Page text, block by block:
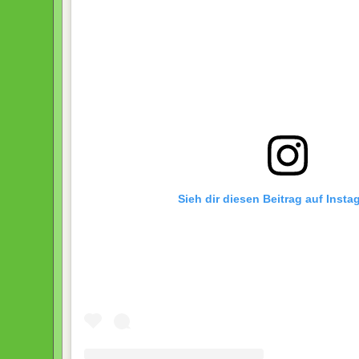
Sieh dir diesen Beitrag auf